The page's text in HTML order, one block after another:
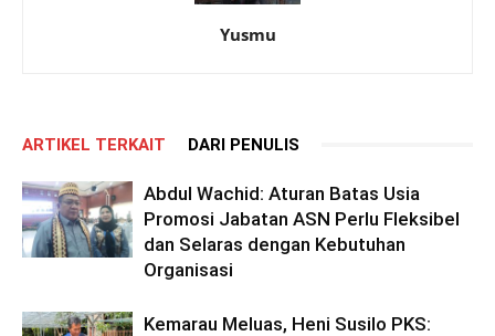
Yusmu
ARTIKEL TERKAIT DARI PENULIS
Abdul Wachid: Aturan Batas Usia
Promosi Jabatan ASN Perlu Fleksibel
dan Selaras dengan Kebutuhan
Organisasi
Kemarau Meluas, Heni Susilo PKS: